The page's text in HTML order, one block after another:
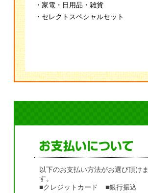
・家電・日用品・雑貨
・セレクトスペシャルセット
以下のお支払い方法がお選び頂けま
す。
■クレジットカード
■銀行振込